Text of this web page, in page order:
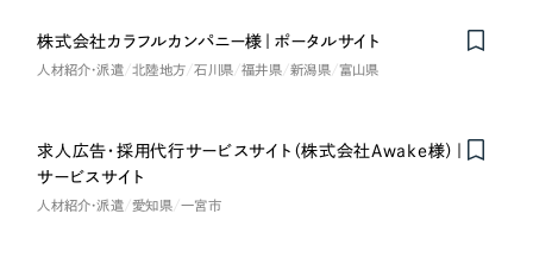
株式会社カラフルカンパニー様｜ポータルサイト
人材紹介・派遣 北陸地方 石川県 福井県 新潟県 富山県
求人広告・採用代行サービスサイト（株式会社Awake様）｜
サービスサイト
人材紹介・派遣 愛知県 一宮市